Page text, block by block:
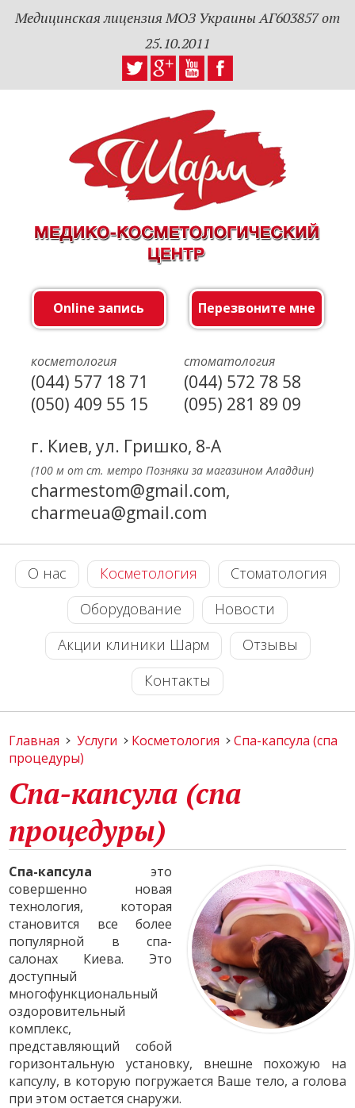
Медицинская лицензия МОЗ Украины АГ603857 от
25.10.2011
Online запись Перезвоните мне
косметология
(044) 577 18 71
(050) 409 55 15
стоматология
(044) 572 78 58
(095) 281 89 09
г. Киев, ул. Гришко, 8-А
(100 м от ст. метро Позняки за магазином Аладдин)
charmestom@gmail.com,
charmeua@gmail.com
О нас Косметология
Стоматология
Оборудование
Новости
Акции клиники Шарм
Отзывы
Контакты
Главная Услуги Косметология
Спа-капсула (спа
процедуры)
Спа-капсула (спа
процедуры)
Спа-капсула это
совершенно новая
технология, которая
становится все более
популярной в спа-
салонах Киева. Это
доступный
многофункциональный
оздоровительный
комплекс,
представляющий собой
горизонтальную установку, внешне похожую на
капсулу, в которую погружается Ваше тело, а голова
при этом остается снаружи.